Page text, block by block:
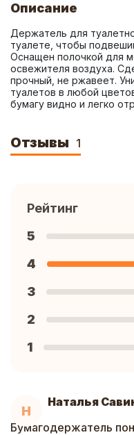
Описание
Держатель для
туалете, чтобы
Оснащен полочкой для
освежителя воздуха.
прочный, не ржавеет.
туалетов в любой
бумагу видно и легко
Отзывы 1
Н
Наталья
Бумагодержатель
Рейтинг
5
4
3
2
1